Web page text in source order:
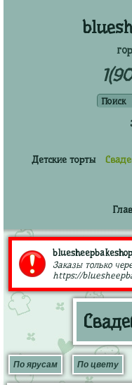
Детские торты
Заказы только
https://
По ярусам По цвету